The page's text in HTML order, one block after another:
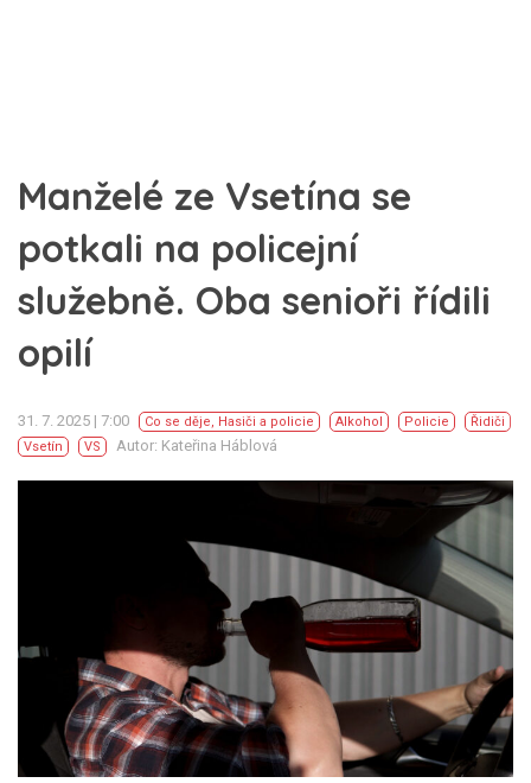
Manželé ze Vsetína se
potkali na policejní
služebně. Oba senioři řídili
opilí
31. 7. 2025 | 7:00 Co se děje, Hasiči a policie Alkohol Policie
Řidiči
Vsetín
VS Autor: Kateřina Háblová